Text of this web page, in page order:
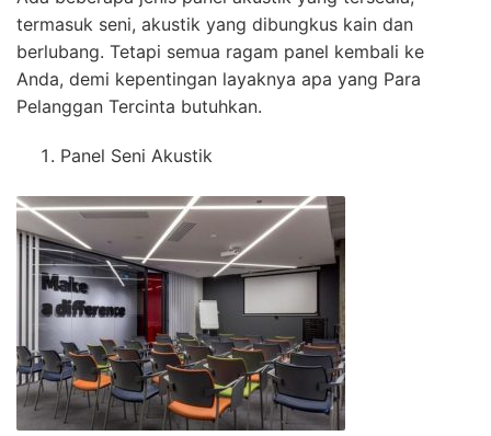
termasuk seni, akustik yang dibungkus kain dan
berlubang. Tetapi semua ragam panel kembali ke
Anda, demi kepentingan layaknya apa yang Para
Pelanggan Tercinta butuhkan.
Panel Seni Akustik